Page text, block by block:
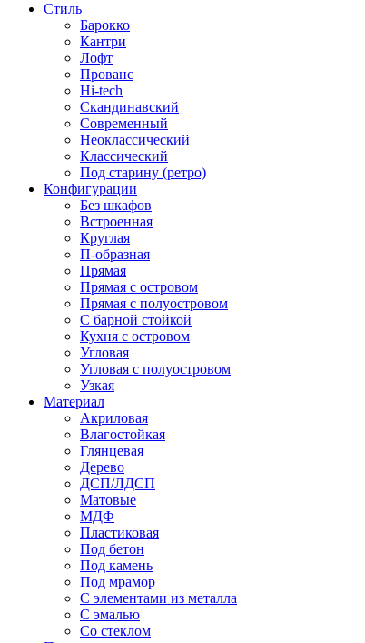
Стиль
Барокко
Кантри
Лофт
Прованс
Hi-tech
Скандинавский
Современный
Неоклассический
Классический
Под старину (ретро)
Конфигурации
Без шкафов
Встроенная
Круглая
П-образная
Прямая
Прямая с островом
Прямая с полуостровом
С барной стойкой
Кухня с островом
Угловая
Угловая с полуостровом
Узкая
Материал
Акриловая
Влагостойкая
Глянцевая
Дерево
ДСП/ЛДСП
Матовые
МДФ
Пластиковая
Под бетон
Под камень
Под мрамор
С элементами из металла
С эмалью
Со стеклом